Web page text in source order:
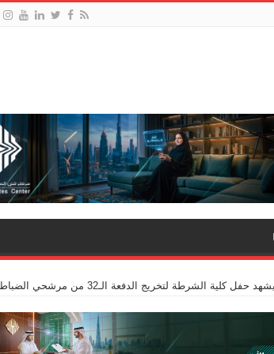
كلية الشرطة لتخريج الدفعة الـ32 من مرشحي الضباط